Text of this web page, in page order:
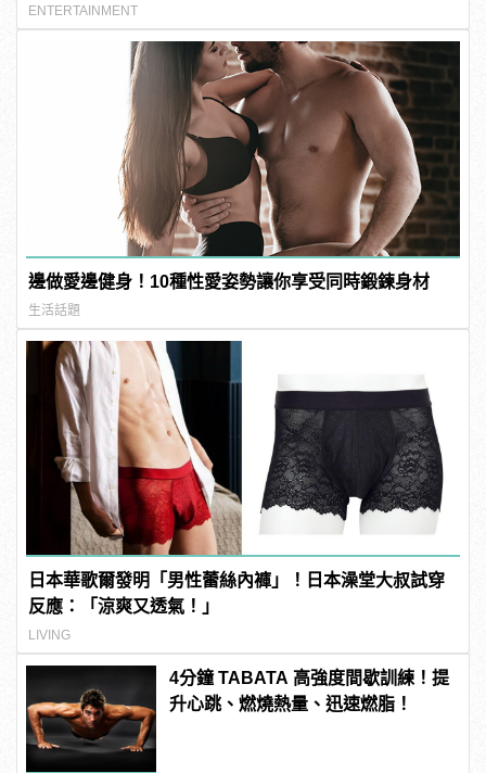
ENTERTAINMENT
邊做愛邊健身！10種性愛姿勢讓你享受同時鍛鍊身材
生活話題
日本華歌爾發明「男性蕾絲內褲」！日本澡堂大叔試穿
反應：「涼爽又透氣！」
LIVING
4分鐘 TABATA 高強度間歇訓練！提
升心跳、燃燒熱量、迅速燃脂！